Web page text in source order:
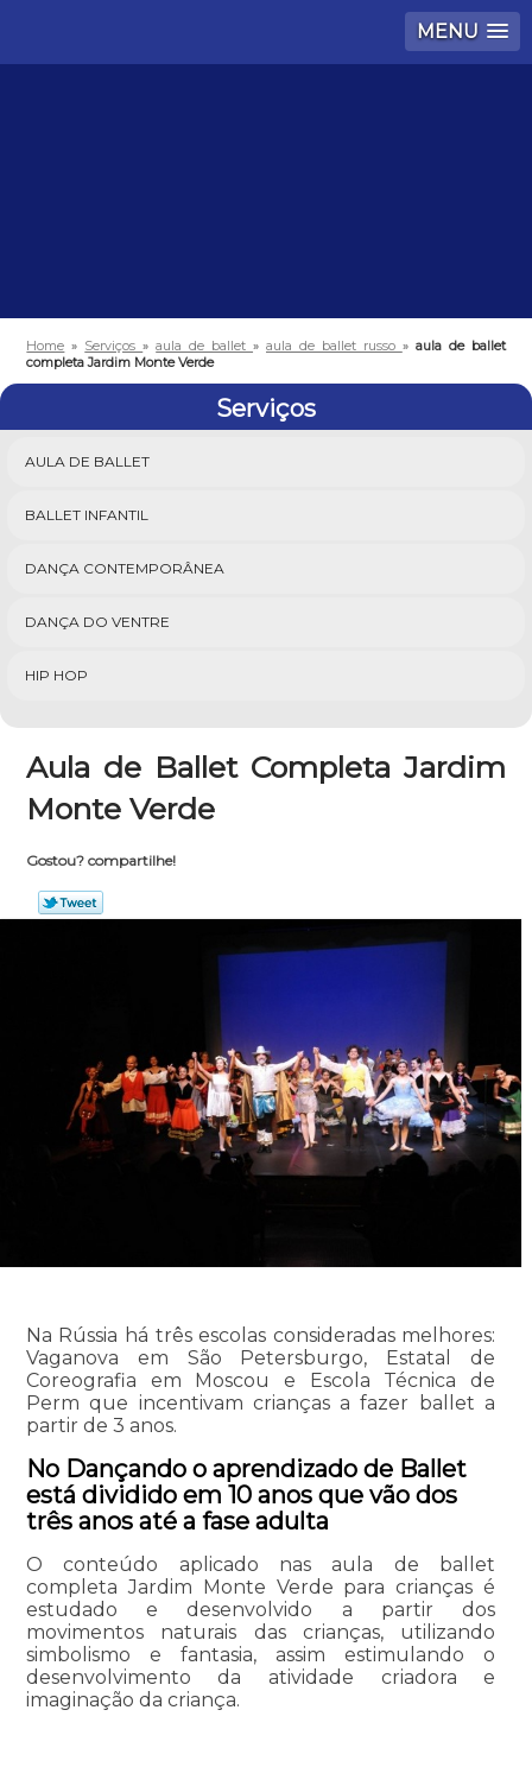
MENU
Home » Serviços»aula de ballet» aula de ballet russo » aula de ballet
completa Jardim Monte Verde
Serviços
AULA DE BALLET
BALLET INFANTIL
DANÇA CONTEMPORÂNEA
DANÇA DO VENTRE
HIP HOP
Aula de Ballet Completa Jardim
Monte Verde
Gostou? compartilhe!
Na Rússia há três escolas consideradas melhores:
Vaganova em São Petersburgo, Estatal de
Coreografia em Moscou e Escola Técnica de
Perm que incentivam crianças a fazer ballet a
partir de 3 anos.
No Dançando o aprendizado de Ballet
está dividido em 10 anos que vão dos
três anos até a fase adulta
O conteúdo aplicado nas aula de ballet
completa Jardim Monte Verde para crianças é
estudado e desenvolvido a partir dos
movimentos naturais das crianças, utilizando
simbolismo e fantasia, assim estimulando o
desenvolvimento da atividade criadora e
imaginação da criança.